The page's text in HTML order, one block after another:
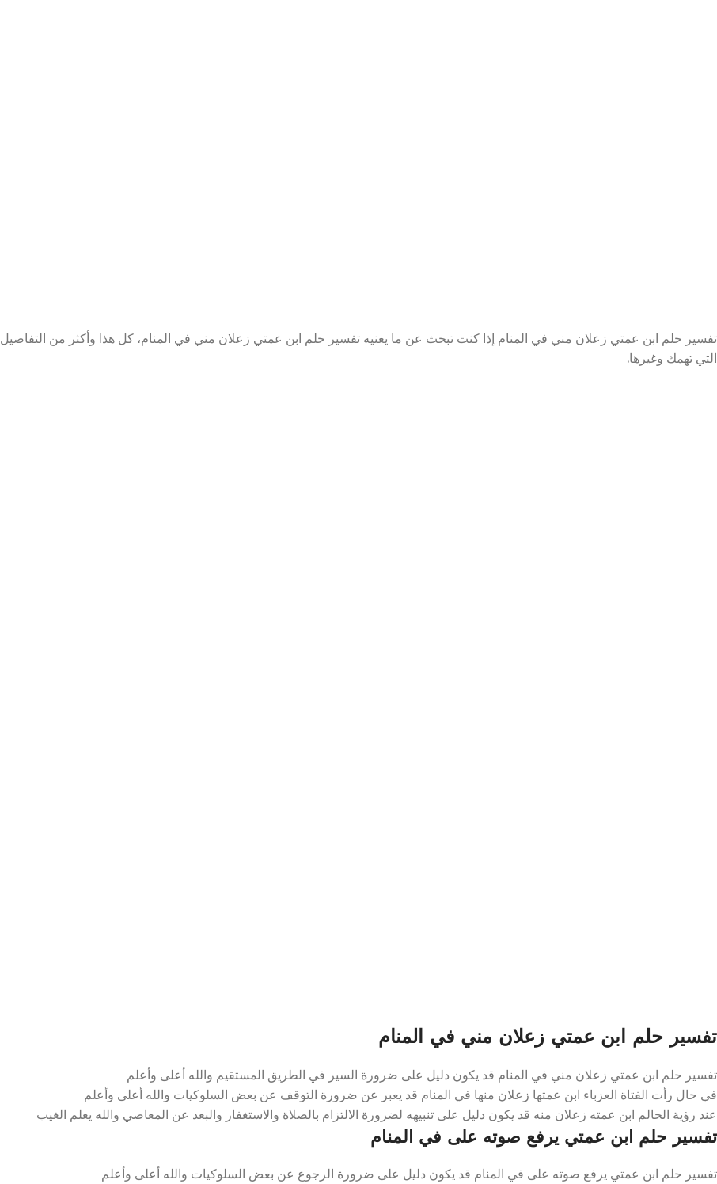
تفسير حلم ابن عمتي زعلان مني في المنام إذا كنت تبحث عن ما يعنيه تفسير حلم ابن عمتي زعلان مني في المنام، كل هذا وأكثر من التفاصيل
التي تهمك وغيرها.
تفسير حلم ابن عمتي زعلان مني في المنام
تفسير حلم ابن عمتي زعلان مني في المنام قد يكون دليل على ضرورة السير في الطريق المستقيم والله أعلى وأعلم
في حال رأت الفتاة العزباء ابن عمتها زعلان منها في المنام قد يعبر عن ضرورة التوقف عن بعض السلوكيات والله أعلى وأعلم
عند رؤية الحالم ابن عمته زعلان منه قد يكون دليل على تنبيهه لضرورة الالتزام بالصلاة والاستغفار والبعد عن المعاصي والله يعلم الغيب
تفسير حلم ابن عمتي يرفع صوته على في المنام
تفسير حلم ابن عمتي يرفع صوته على في المنام قد يكون دليل على ضرورة الرجوع عن بعض السلوكيات والله أعلى وأعلم